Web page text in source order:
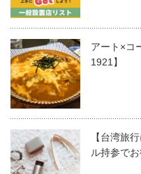
アート×コ
1921】
【台湾旅
ル持参で